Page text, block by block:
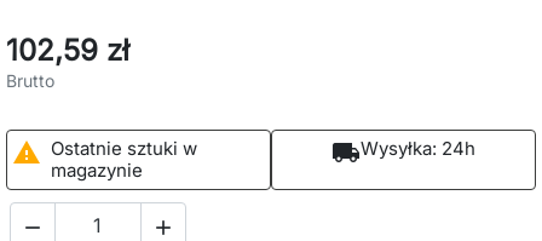
102,59 zł
Brutto

Ostatnie sztuki w
magazynie
local_shippingWysyłka: 24h
 